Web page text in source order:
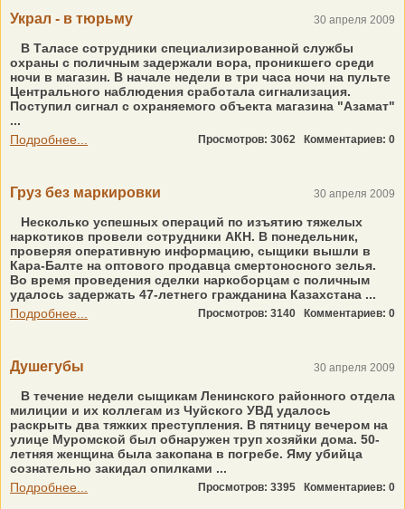
Украл - в тюрьму 30 апреля 2009
В Таласе сотрудники специализированной службы
охраны с поличным задержали вора, проникшего среди
ночи в магазин. В начале недели в три часа ночи на пульте
Центрального наблюдения сработала сигнализация.
Поступил сигнал с охраняемого объекта магазина "Азамат"
...
Подробнее...
Просмотров: 3062 Комментариев: 0
Груз без маркировки 30 апреля 2009
Несколько успешных операций по изъятию тяжелых
наркотиков провели сотрудники АКН. В понедельник,
проверяя оперативную информацию, сыщики вышли в
Кара-Балте на оптового продавца смертоносного зелья.
Во время проведения сделки наркоборцам с поличным
удалось задержать 47-летнего гражданина Казахстана ...
Подробнее...
Просмотров: 3140 Комментариев: 0
Душегубы 30 апреля 2009
В течение недели сыщикам Ленинского районного отдела
милиции и их коллегам из Чуйского УВД удалось
раскрыть два тяжких преступления. В пятницу вечером на
улице Муромской был обнаружен труп хозяйки дома. 50-
летняя женщина была закопана в погребе. Яму убийца
сознательно закидал опилками ...
Подробнее...
Просмотров: 3395 Комментариев: 0